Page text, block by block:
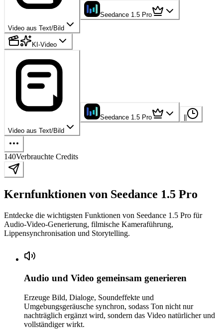
Video aus Text/Bild
Seedance 1.5 Pro
KI-Video
Video aus Text/Bild
Seedance 1.5 Pro ||
140Verbrauchte Credits
Kernfunktionen von Seedance 1.5 Pro
Entdecke die wichtigsten Funktionen von Seedance 1.5 Pro für
Audio-Video-Generierung, filmische Kameraführung,
Lippensynchronisation und Storytelling.
Audio und Video gemeinsam generieren
Erzeuge Bild, Dialoge, Soundeffekte und
Umgebungsgeräusche synchron, sodass Ton nicht nur
nachträglich ergänzt wird, sondern das Video natürlicher und
vollständiger wirkt.